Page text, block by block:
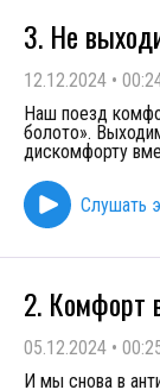
3. Не
12.12.2024 •
Наш поезд
болото».
дискомфорту
Слушать
2. Комфорт
05.12.2024 •
И мы снова в